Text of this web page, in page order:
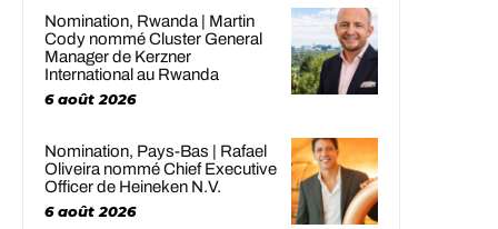
Nomination, Rwanda | Martin
Cody nommé Cluster General
Manager de Kerzner
International au Rwanda
6 août 2026
Nomination, Pays-Bas | Rafael
Oliveira nommé Chief Executive
Officer de Heineken N.V.
6 août 2026